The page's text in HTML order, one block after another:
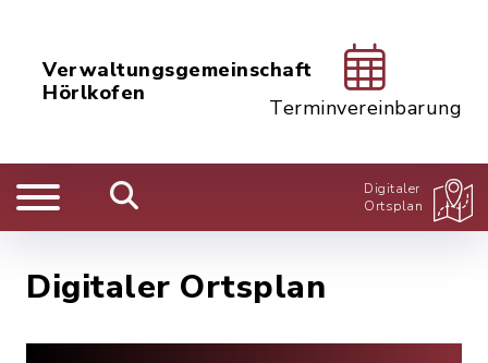
Verwaltungsgemeinschaft
Hörlkofen
Terminvereinbarung
Digitaler
Ortsplan
Digitaler Ortsplan